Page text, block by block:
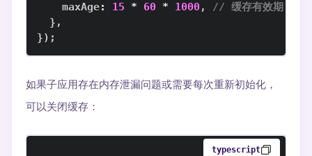
    maxAge
: 15 * 60 * 1000,
// 缓存有效期 15
} ,
}) ;
如果子应用存在内存泄漏问题或需要每次重新初始化，
可以关闭缓存：
typescript